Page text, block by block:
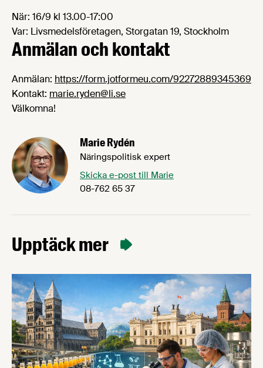
När: 16/9 kl 13.00-17:00
Var: Livsmedelsföretagen, Storgatan 19, Stockholm
Anmälan och kontakt
Anmälan: https://form.jotformeu.com/92272889345369
Kontakt: marie.ryden@li.se
Välkomna!
Marie Rydén
Näringspolitisk expert
Skicka e-post till Marie
08-762 65 37
Upptäck mer